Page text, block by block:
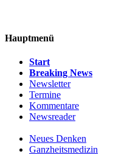
Hauptmenü
Start
Breaking News
Newsletter
Termine
Kommentare
Newsreader
Neues Denken
Ganzheitsmedizin